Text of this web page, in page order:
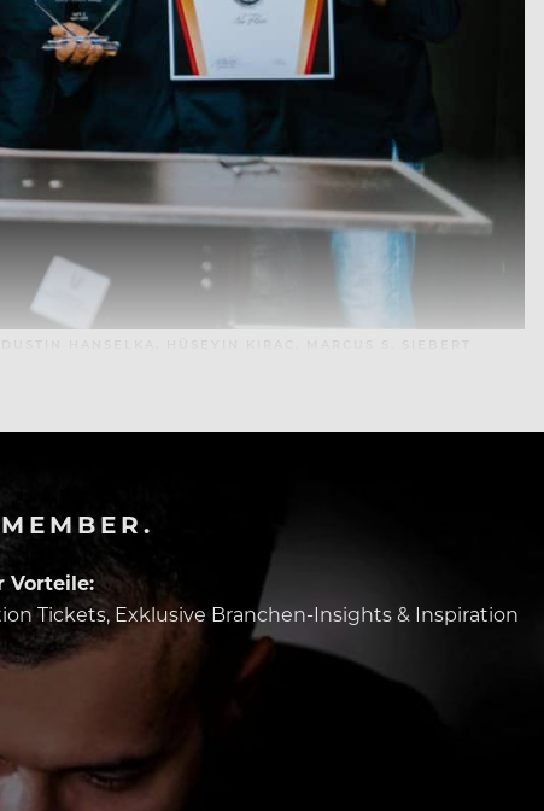
HANSELKA, HÜSEYIN KIRAC, MARCUS S. SIEBERT
Vorteile:
Tickets, Exklusive Branchen-Insights & Inspiration